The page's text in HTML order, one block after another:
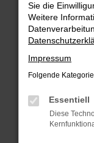
Hier sind ein
Überprüfe
Laden
Manche
können
Sie die
Weitere
Impressum
Folgende
Essentiell
Diese